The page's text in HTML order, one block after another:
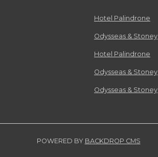
Hotel Palindrone
Odysseas & Stoney
Hotel Palindrone
Odysseas & Stoney
Odysseas & Stoney
POWERED BY BACKDROP CMS